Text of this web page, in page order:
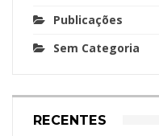
Publicações
Sem Categoria
RECENTES